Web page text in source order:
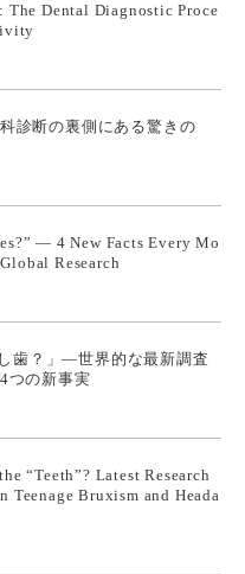
The Dental Diagnostic Proce
診断の裏側にある驚きの
— 4 New Facts Every Mo
Research
歯？」—世界的な最新調査
つの新事実
“Teeth”? Latest Research
Teenage Bruxism and Heada